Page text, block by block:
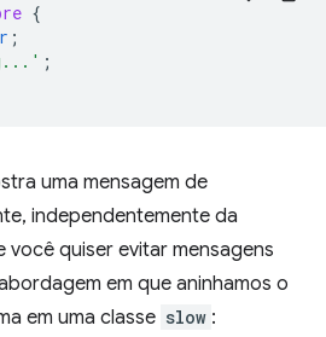
{
;
;
uma mensagem de
independentemente da
você quiser evitar mensagens
em que aninhamos o
em uma classe slow :